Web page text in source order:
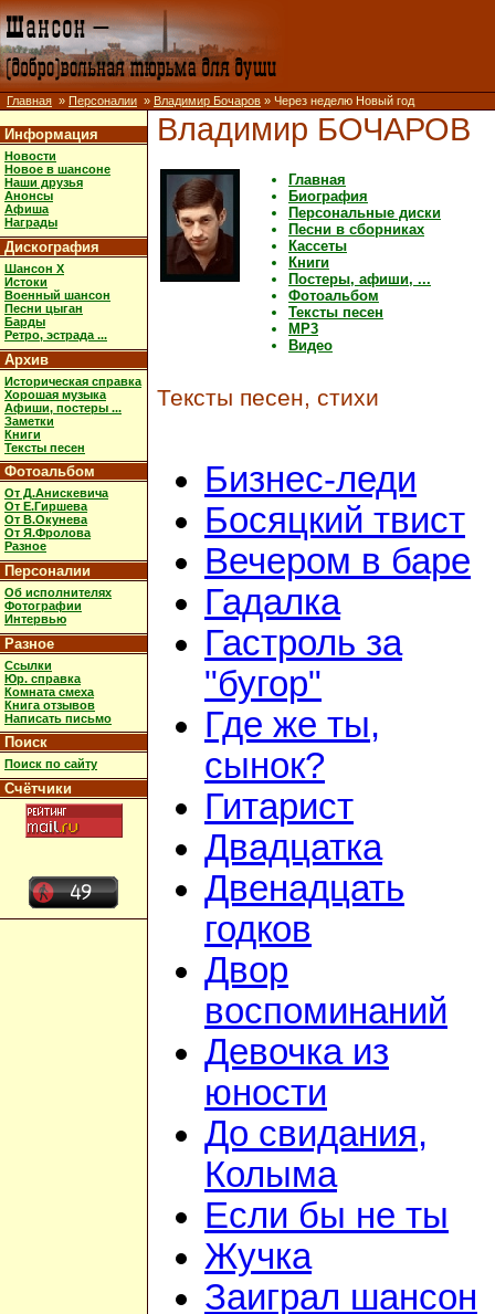
Главная » Персоналии » Владимир Бочаров » Через неделю Новый год
Информация
Новости
Новое в шансоне
Наши друзья
Анонсы
Афиша
Награды
Дискография
Шансон X
Истоки
Военный шансон
Песни цыган
Барды
Ретро, эстрада ...
Архив
Историческая справка
Хорошая музыка
Афиши, постеры ...
Заметки
Книги
Тексты песен
Фотоальбом
От Д.Анискевича
От Е.Гиршева
От В.Окунева
От Я.Фролова
Разное
Персоналии
Об исполнителях
Фотографии
Интервью
Разное
Ссылки
Юр. справка
Комната смеха
Книга отзывов
Написать письмо
Поиск
Поиск по сайту
Счётчики
Владимир БОЧАРОВ
Главная
Биография
Персональные диски
Песни в сборниках
Кассеты
Книги
Постеры, афиши, ...
Фотоальбом
Тексты песен
MP3
Видео
Тексты песен, стихи
Бизнес-леди
Босяцкий твист
Вечером в баре
Гадалка
Гастроль за
"бугор"
Где же ты,
сынок?
Гитарист
Двадцатка
Двенадцать
годков
Двор
воспоминаний
Девочка из
юности
До свидания,
Колыма
Если бы не ты
Жучка
Заиграл шансон